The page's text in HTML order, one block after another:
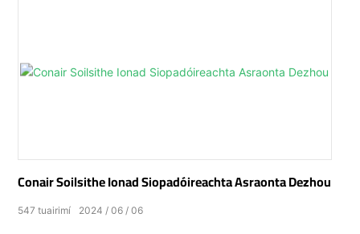
Conair Soilsithe Ionad Siopadóireachta Asraonta Dezhou
2024 06 06
547 tuairimí